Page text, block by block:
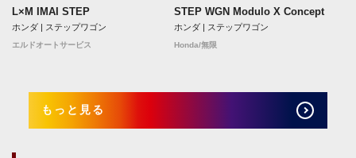
L×M IMAI STEP
ホンダ | ステップワゴン
エルドオートサービス
STEP WGN Modulo X Concept
ホンダ | ステップワゴン
Honda/無限
もっと見る